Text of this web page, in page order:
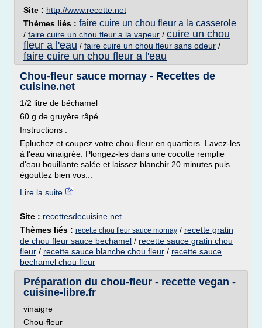
Site : http://www.recette.net
Thèmes liés : faire cuire un chou fleur a la casserole
/ faire cuire un chou fleur a la vapeur / cuire un chou
fleur a l'eau / faire cuire un chou fleur sans odeur /
faire cuire un chou fleur a l'eau
Chou-fleur sauce mornay - Recettes de
cuisine.net
1/2 litre de béchamel
60 g de gruyère râpé
Instructions :
Epluchez et coupez votre chou-fleur en quartiers. Lavez-les
à l'eau vinaigrée. Plongez-les dans une cocotte remplie
d'eau bouillante salée et laissez blanchir 20 minutes puis
égouttez bien vos...
Lire la suite
Site : recettesdecuisine.net
Thèmes liés : recette chou fleur sauce mornay / recette gratin
de chou fleur sauce bechamel / recette sauce gratin chou
fleur / recette sauce blanche chou fleur / recette sauce
bechamel chou fleur
Préparation du chou-fleur - recette vegan -
cuisine-libre.fr
vinaigre
Chou-fleur